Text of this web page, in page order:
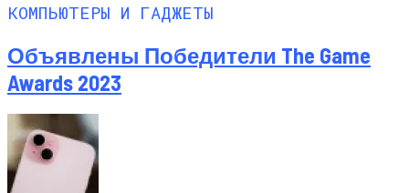
КОМПЬЮТЕРЫ И ГАДЖЕТЫ
Объявлены Победители The Game
Awards 2023